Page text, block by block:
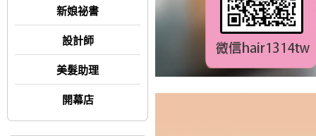
新娘祕書
設計師
美髮助理
開幕店